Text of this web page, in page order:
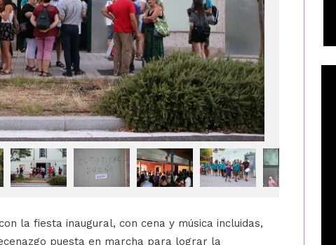
la fiesta inaugural, con cena y música incluidas,
puesta en marcha para lograr la